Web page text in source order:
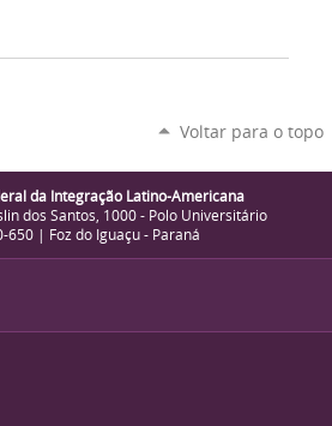
Voltar para o topo
da Integração Latino-Americana
dos Santos, 1000 - Polo Universitário
650 | Foz do Iguaçu - Paraná